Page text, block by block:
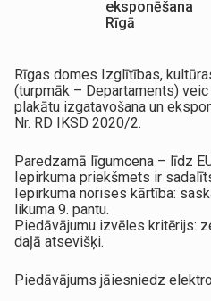
eksponēšana
Rīgā
Rīgas domes Izglītības,
(turpmāk – Departaments)
plakātu izgatavošana un
Nr. RD IKSD 2020/2.
Paredzamā līgumcena – līdz
Iepirkuma priekšmets ir
Iepirkuma norises kārtība:
likuma 9. pantu.
Piedāvājumu izvēles kritērijs:
daļā atsevišķi.
Piedāvājums jāiesniedz